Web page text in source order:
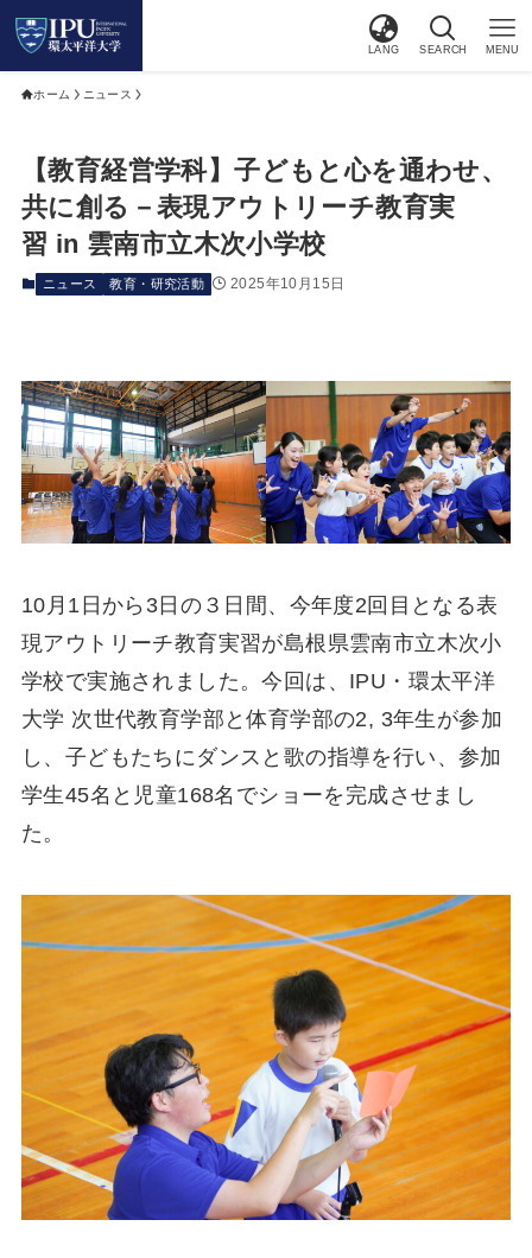
LANG SEARCH MENU
ホーム ニュース
【教育経営学科】子どもと心を通わせ、
共に創る－表現アウトリーチ教育実
習 in 雲南市立木次小学校
ニュース 教育・研究活動 2025年10月15日
10月1日から3日の３日間、今年度2回目となる表
現アウトリーチ教育実習が島根県雲南市立木次小
学校で実施されました。今回は、IPU・環太平洋
大学 次世代教育学部と体育学部の2, 3年生が参加
し、子どもたちにダンスと歌の指導を行い、参加
学生45名と児童168名でショーを完成させまし
た。